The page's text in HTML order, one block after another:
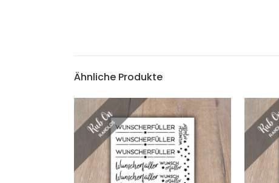
Ähnliche Produkte